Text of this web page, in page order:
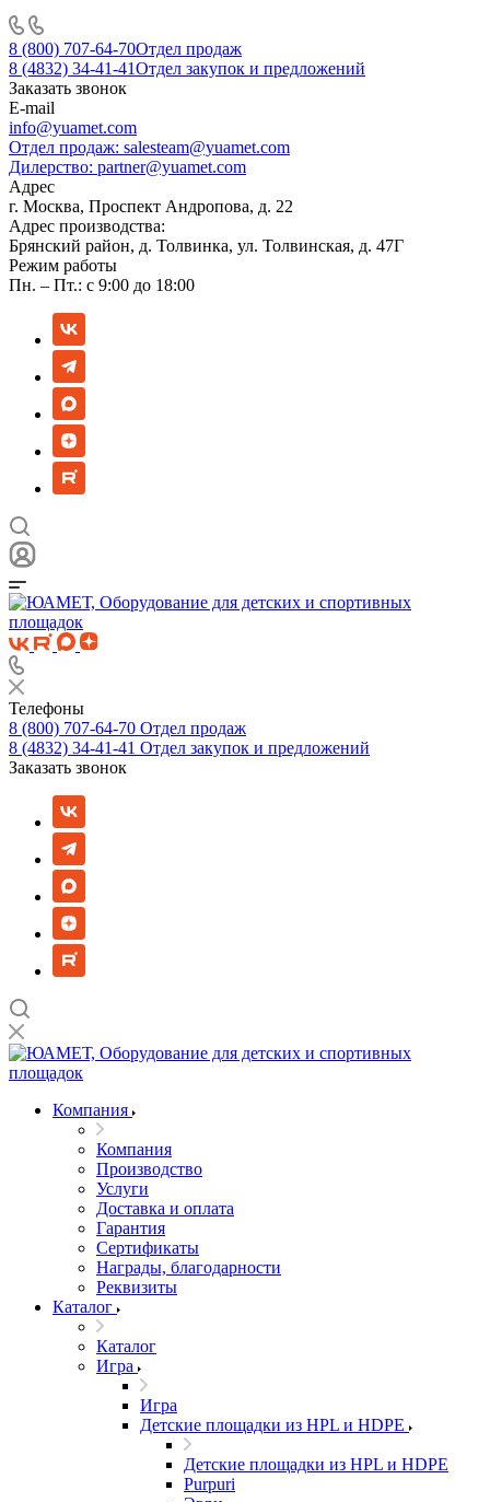
8 (800) 707-64-70Отдел продаж
8 (4832) 34-41-41Отдел закупок и предложений
Заказать звонок
E-mail
info@yuamet.com
Отдел продаж: salesteam@yuamet.com
Дилерство: partner@yuamet.com
Адрес
г. Москва, Проспект Андропова, д. 22
Адрес производства:
Брянский район, д. Толвинка, ул. Толвинская, д. 47Г
Режим работы
Пн. – Пт.: с 9:00 до 18:00
Телефоны
8 (800) 707-64-70 Отдел продаж
8 (4832) 34-41-41 Отдел закупок и предложений
Заказать звонок
Компания
Компания
Производство
Услуги
Доставка и оплата
Гарантия
Сертификаты
Награды, благодарности
Реквизиты
Каталог
Каталог
Игра
Игра
Детские площадки из HPL и HDPE
Детские площадки из HPL и HDPE
Purpuri